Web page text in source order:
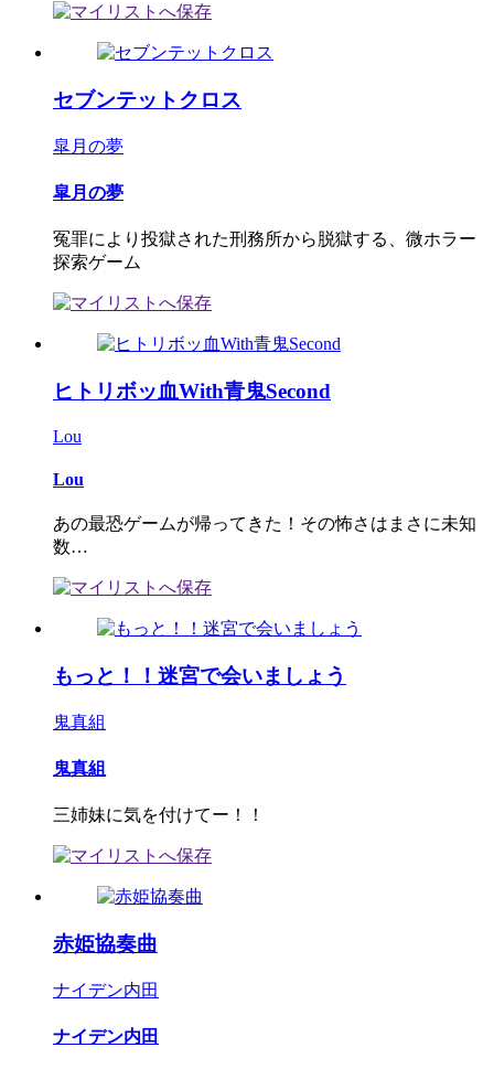
セブンテットクロス
皐月の夢
皐月の夢
冤罪により投獄された刑務所から脱獄する、微ホラー
探索ゲーム
ヒトリボッ血With青鬼Second
Lou
Lou
あの最恐ゲームが帰ってきた！その怖さはまさに未知
数…
もっと！！迷宮で会いましょう
鬼真組
鬼真組
三姉妹に気を付けてー！！
赤姫協奏曲
ナイデン内田
ナイデン内田